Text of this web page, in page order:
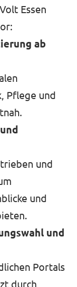
Essen
ab
Pflege und
und
und
und
Portals
durch